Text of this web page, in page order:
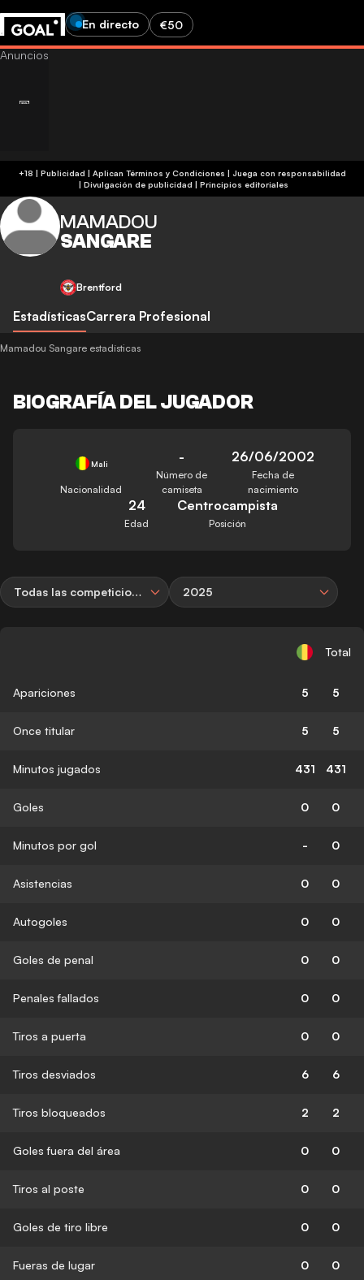
En directo €50
+18 | Publicidad | Aplican Términos y Condiciones | Juega con responsabilidad
| Divulgación de publicidad | Principios editoriales
MAMADOU
SANGARE
Brentford
EstadísticasCarrera Profesional
Mamadou Sangare estadísticas
BIOGRAFÍA DEL JUGADOR
Mali
Nacionalidad
-
Número de
camiseta
26/06/2002
Fecha de
nacimiento
24
Edad
Centrocampista
Posición
Todas las competiciones 2025
Total
Apariciones 5 5
Once titular 5 5
Minutos jugados 431 431
Goles 0 0
Minutos por gol - 0
Asistencias 0 0
Autogoles 0 0
Goles de penal 0 0
Penales fallados 0 0
Tiros a puerta 0 0
Tiros desviados 6 6
Tiros bloqueados 2 2
Goles fuera del área 0 0
Tiros al poste 0 0
Goles de tiro libre 0 0
Fueras de lugar 0 0